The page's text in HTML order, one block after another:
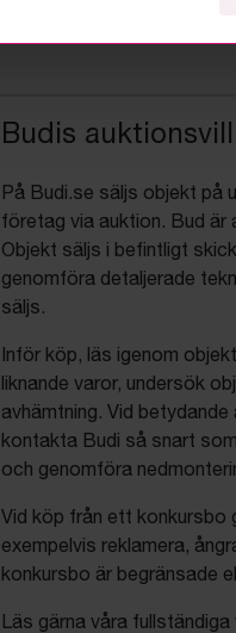
Budis
På Budi.se säljs objekt på
företag via auktion. Bud är
Objekt säljs i befintligt
genomföra detaljerade
säljs.
Inför köp, läs igenom
liknande varor, undersök
avhämtning. Vid
kontakta Budi så snart
och genomföra
Vid köp från ett konkursbo
exempelvis reklamera,
konkursbo är begränsade
Läs gärna våra